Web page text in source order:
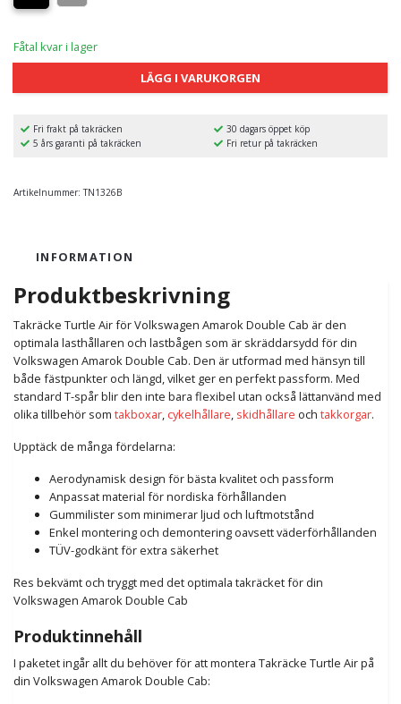
Fåtal kvar i lager
LÄGG I VARUKORGEN
Fri frakt på takräcken
30 dagars öppet köp
5 års garanti på takräcken
Fri retur på takräcken
Artikelnummer: TN1326B
INFORMATION
Produktbeskrivning
Takräcke Turtle Air för Volkswagen Amarok Double Cab är den
optimala lasthållaren och lastbågen som är skräddarsydd för din
Volkswagen Amarok Double Cab. Den är utformad med hänsyn till
både fästpunkter och längd, vilket ger en perfekt passform. Med
standard T-spår blir den inte bara flexibel utan också lättanvänd med
olika tillbehör som takboxar, cykelhållare, skidhållare och takkorgar.
Upptäck de många fördelarna:
Aerodynamisk design för bästa kvalitet och passform
Anpassat material för nordiska förhållanden
Gummilister som minimerar ljud och luftmotstånd
Enkel montering och demontering oavsett väderförhållanden
TÜV-godkänt för extra säkerhet
Res bekvämt och tryggt med det optimala takräcket för din
Volkswagen Amarok Double Cab
Produktinnehåll
I paketet ingår allt du behöver för att montera Takräcke Turtle Air på
din Volkswagen Amarok Double Cab: